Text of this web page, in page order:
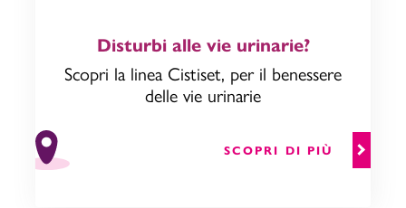
Disturbi alle vie urinarie?
Scopri la linea Cistiset, per il benessere
delle vie urinarie
SCOPRI DI PIÙ